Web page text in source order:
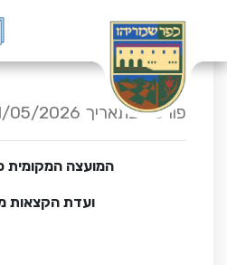
הודעה על
פרסום שני
פורסם בתאריך 31/05/2026 12:13
המועצה המקומית
ועדת הקצאות